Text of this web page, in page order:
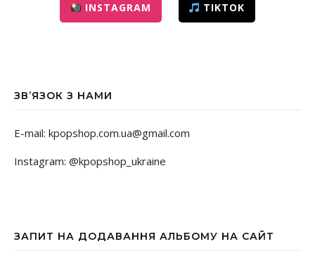
INSTAGRAM TIKTOK
ЗВ’ЯЗОК З НАМИ
E-mail: kpopshop.com.ua@gmail.com
Instagram: @kpopshop_ukraine
ЗАПИТ НА ДОДАВАННЯ АЛЬБОМУ НА САЙТ